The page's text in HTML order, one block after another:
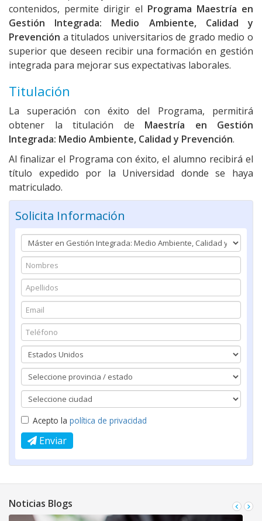
contenidos, permite dirigir el Programa Maestría en
Gestión Integrada: Medio Ambiente, Calidad y
Prevención a titulados universitarios de grado medio o
superior que deseen recibir una formación en gestión
integrada para mejorar sus expectativas laborales.
Titulación
La superación con éxito del Programa, permitirá
obtener la titulación de Maestría en Gestión
Integrada: Medio Ambiente, Calidad y Prevención.
Al finalizar el Programa con éxito, el alumno recibirá el
título expedido por la Universidad donde se haya
matriculado.
Solicita Información
Acepto la política de privacidad
Enviar
Noticias Blogs